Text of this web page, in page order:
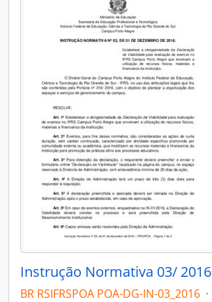
Instrução Normativa 03/ 2016
BR RSIFRSPOA POA-DG-IN-03_2016 ·